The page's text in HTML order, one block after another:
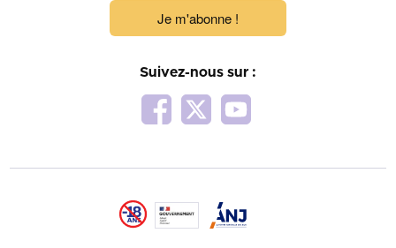
Je m'abonne !
Suivez-nous sur :